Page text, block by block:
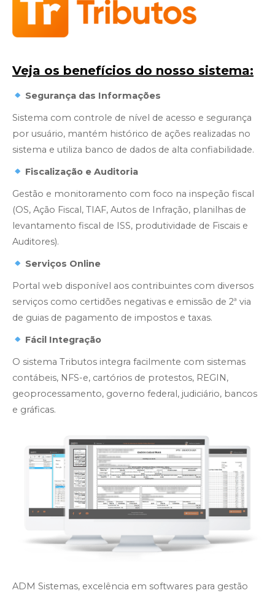
Veja os benefícios do nosso sistema:
Segurança das Informações
Sistema com controle de nível de acesso e segurança
por usuário, mantém histórico de ações realizadas no
sistema e utiliza banco de dados de alta confiabilidade.
Fiscalização e Auditoria
Gestão e monitoramento com foco na inspeção fiscal
(OS, Ação Fiscal, TIAF, Autos de Infração, planilhas de
levantamento fiscal de ISS, produtividade de Fiscais e
Auditores).
Serviços Online
Portal web disponível aos contribuintes com diversos
serviços como certidões negativas e emissão de 2ª via
de guias de pagamento de impostos e taxas.
Fácil Integração
O sistema Tributos integra facilmente com sistemas
contábeis, NFS-e, cartórios de protestos, REGIN,
geoprocessamento, governo federal, judiciário, bancos
e gráficas.
ADM Sistemas, excelência em softwares para gestão